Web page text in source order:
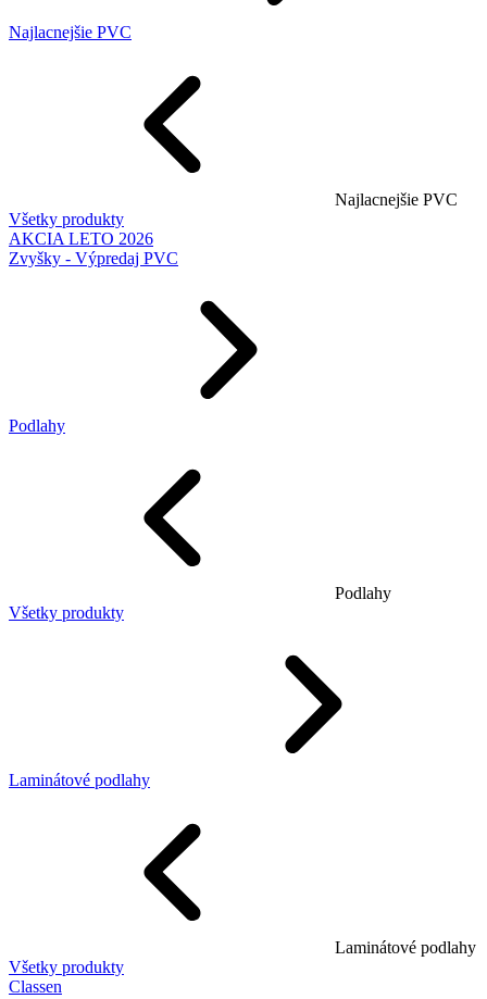
Najlacnejšie PVC
Najlacnejšie PVC
Všetky produkty
AKCIA LETO 2026
Zvyšky - Výpredaj PVC
Podlahy
Podlahy
Všetky produkty
Laminátové podlahy
Laminátové podlahy
Všetky produkty
Classen